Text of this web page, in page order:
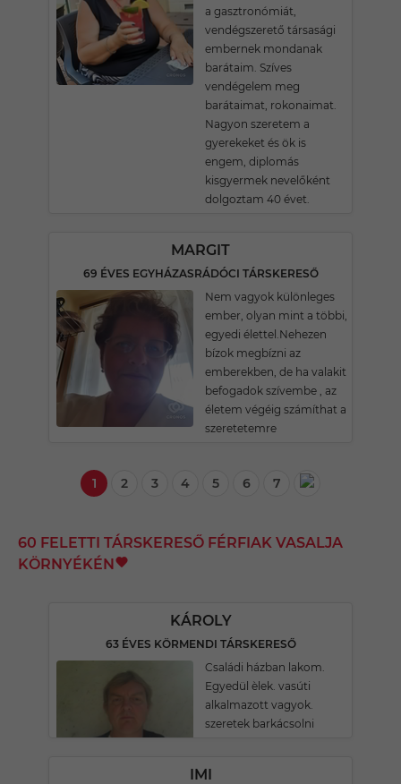
a gasztronómiát,
vendégszerető társasági
embernek mondanak
barátaim. Szíves
vendégelem meg
barátaimat, rokonaimat.
Nagyon szeretem a
gyerekeket és ök is
engem, diplomás
kisgyermek nevelőként
dolgoztam 40 évet.
MARGIT
69 ÉVES EGYHÁZASRÁDÓCI TÁRSKERESŐ
Nem vagyok különleges
ember, olyan mint a többi,
egyedi élettel.Nehezen
bízok megbízni az
emberekben, de ha valakit
befogadok szívembe , az
életem végéig számíthat a
szeretetemre
1 2 3 4 5 6 7
60 FELETTI TÁRSKERESŐ FÉRFIAK VASALJA
KÖRNYÉKÉN
KÁROLY
63 ÉVES KÖRMENDI TÁRSKERESŐ
Családi házban lakom.
Egyedül èlek. vasúti
alkalmazott vagyok.
szeretek barkácsolni
IMI